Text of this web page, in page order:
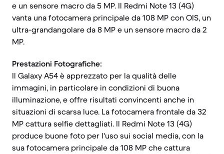
e un sensore macro da 5 MP. Il Redmi Note 13 (4G)
vanta una fotocamera principale da 108 MP con OIS, un
ultra-grandangolare da 8 MP e un sensore macro da 2
MP.
Prestazioni Fotografiche:
Il Galaxy A54 è apprezzato per la qualità delle
immagini, in particolare in condizioni di buona
illuminazione, e offre risultati convincenti anche in
situazioni di scarsa luce. La fotocamera frontale da 32
MP cattura selfie dettagliati. Il Redmi Note 13 (4G)
produce buone foto per l'uso sui social media, con la
sua fotocamera principale da 108 MP che cattura